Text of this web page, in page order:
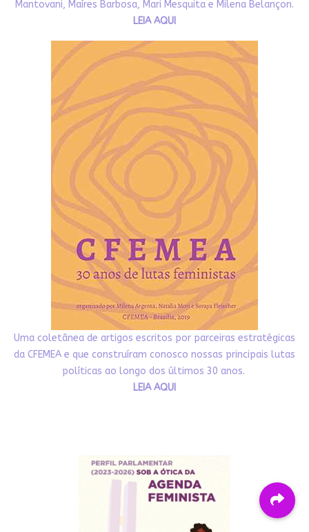
Mantovani, Maíres Barbosa, Mari Mesquita e Milena Belançon.
LEIA AQUI
Uma coletânea de artigos escritos por parceiras estratégicas
da CFEMEA e que construíram conosco nossas principais lutas
políticas ao longo dos últimos 30 anos.
LEIA AQUI